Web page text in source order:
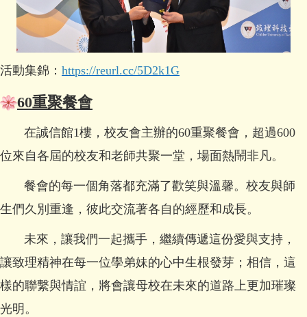
活動集錦： https://reurl.cc/5D2k1G
60重聚餐會
在誠信館1樓，校友會主辦的60重聚餐會，超過600
位來自各屆的校友和老師共聚一堂，場面熱鬧非凡。
餐會的每一個角落都充滿了歡笑與溫馨。校友與師
生們久別重逢，彼此交流著各自的經歷和成長。
未來，讓我們一起攜手，繼續傳遞這份愛與支持，
讓致理精神在每一位學弟妹的心中生根發芽；相信，這
樣的聯繫與情誼，將會讓母校在未來的道路上更加璀璨
光明。